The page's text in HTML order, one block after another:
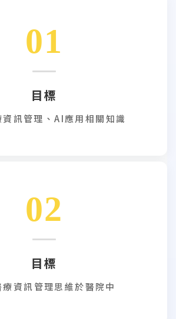
01
目標
資訊管理、AI應用相關知識
02
目標
療資訊管理思維於醫院中